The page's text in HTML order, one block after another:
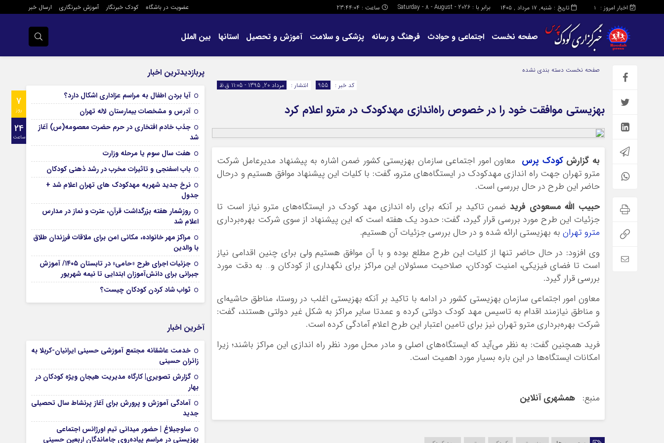
اخبار امروز : 1 تاریخ : شنبه, ۱۷ مرداد , ۱۴۰۵ برابر با : Saturday - 8 - August - 2026 ساعت : 23:44:04 عضویت در باشگاه کودک خبرنگار آموزش خبرنگاری ارسال خبر
صفحه نخست اجتماعی و حوادث فرهنگ و رسانه پزشکی و سلامت آموزش و تحصیل استانها بین الملل
صفحه نخست دسته بندی نشده
انتشار :
مرداد 20, 1395 - 11:05 ق.ظ کد خبر : 955
بهزیستی موافقت خود را در خصوص راه‌اندازی مهدکودک در مترو اعلام کرد
به گزارشکودک پرس معاون امور اجتماعی سازمان بهزیستی کشور ضمن اشاره به پیشنهاد مدیرعامل شرکت
مترو تهران جهت راه اندازی مهدکودک در ایستگاه‌های مترو، گفت: با کلیات این پیشنهاد موافق هستیم و درحال
حاضر این طرح در حال بررسی است.
حبیب الله مسعودی فریدضمن تاکید بر آنکه برای راه اندازی مهد کودک در ایستگاه‌های مترو نیاز است تا
جزئیات این طرح مورد بررسی قرار گیرد، گفت: حدود یک هفته است که این پیشنهاد از سوی شرکت بهره‌برداری
مترو تهران به بهزیستی ارائه شده و در حال بررسی جزئیات آن هستیم.
وی افزود: در حال حاضر تنها از کلیات این طرح مطلع بوده و با آن موافق هستیم ولی برای چنین اقدامی نیاز
است تا فضای فیزیکی، امنیت کودکان، صلاحیت مسئولان این مراکز برای نگهداری از کودکان و… به دقت مورد
بررسی قرار گیرد.
معاون امور اجتماعی سازمان بهزیستی کشور در ادامه با تاکید بر آنکه بهزیستی اغلب در روستا، مناطق حاشیه‌ای
و مناطق نیازمند اقدام به تاسیس مهد کودک دولتی کرده و عمدتا سایر مراکز به شکل غیر دولتی هستند، گفت:
شرکت بهره‌برداری مترو تهران نیز برای تامین اعتبار این طرح اعلام آمادگی کرده است.
فرید همچنین گفت: به نظر می‌آید که ایستگاه‌های اصلی و مادر محل مورد نظر راه اندازی این مراکز باشند؛ زیرا
امکانات ایستگاه‌ها در این باره بسیار مورد اهمیت است.
منبع: همشهری آنلاین
پربازدیدترین اخبار
7
روز
24
ساعت
آیا بردن اطفال به مراسم عزادارى اشکال دارد؟
آدرس و مشخصات بیمارستان لاله تهران
جذب خادم افتخاری در حرم حضرت معصومه(س) آغاز
شد
هفت سال سوم یا مرحله وزارت
باب اسفنجی و تاثیرات مخرب در رشد ذهنی کودکان
نرخ جدید شهریه مهدکودک های تهران اعلام شد +
جدول
روزشمار هفته بزرگداشت قرآن، عترت و نماز در مدارس
اعلام شد
مراکز مهر خانواده، مکانی امن برای ملاقات فرزندان طلاق
با والدین
جزئیات اجرای طرح «حامی» در تابستان ۱۴۰۵/ آموزش
جبرانی برای دانش‌آموزان ابتدایی تا نیمه شهریور
ثواب شاد کردن کودکان چیست؟
آخرین اخبار
خدمت عاشقانه مجتمع آموزشی‌ حسینی ایرانیان-کربلا به
زائران حسینی
گزارش تصویری| کارگاه مدیریت هیجان ویژه کودکان در
بهار
آمادگی آموزش و پرورش برای آغاز پرنشاط سال تحصیلی
جدید
ساوجبلاغ | حضور میدانی تیم اورژانس اجتماعی
بهزیستی در مراسم پیاده‌روی جاماندگان اربعین حسینی